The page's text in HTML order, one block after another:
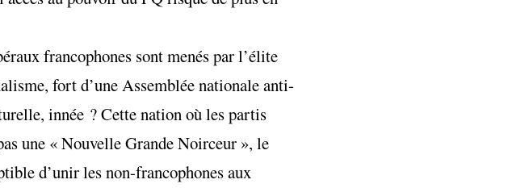
francophones sont menés par l’élite
fort d’une Assemblée nationale anti-
innée ?Cette nation où les partis
une « Nouvelle Grande Noirceur », le
d’unir les non-francophones aux